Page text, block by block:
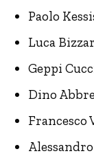
Paolo
Luca
Geppi
Dino
Francesco